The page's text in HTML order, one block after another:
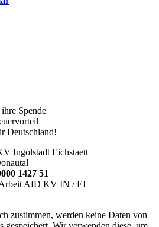
Spende
Deutschland!
Ingolstadt Eichstaett
1427 51
Arbeit AfD KV IN / EI
zustimmen, werden keine Daten von